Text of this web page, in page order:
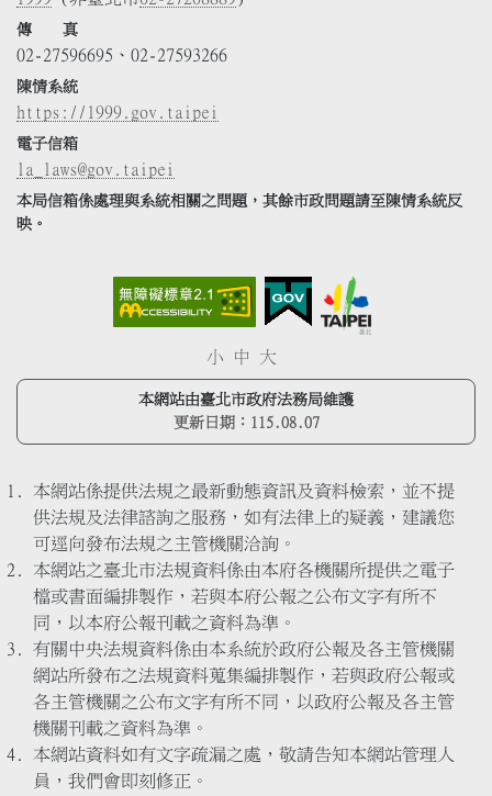
傳 真
02-27596695、02-27593266
陳情系統
https://1999.gov.taipei
電子信箱
la_laws@gov.taipei
本局信箱係處理與系統相關之問題，其餘市政問題請至陳情系統反
映。
小 中 大
本網站由臺北市政府法務局維護
更新日期： 115.08.07
本網站係提供法規之最新動態資訊及資料檢索，並不提
供法規及法律諮詢之服務，如有法律上的疑義，建議您
可逕向發布法規之主管機關洽詢。
本網站之臺北市法規資料係由本府各機關所提供之電子
檔或書面編排製作，若與本府公報之公布文字有所不
同，以本府公報刊載之資料為準。
有關中央法規資料係由本系統於政府公報及各主管機關
網站所發布之法規資料蒐集編排製作，若與政府公報或
各主管機關之公布文字有所不同，以政府公報及各主管
機關刊載之資料為準。
本網站資料如有文字疏漏之處，敬請告知本網站管理人
員，我們會即刻修正。